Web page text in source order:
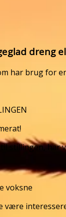
dreng
har brug for
stillingen, har
voksne
være